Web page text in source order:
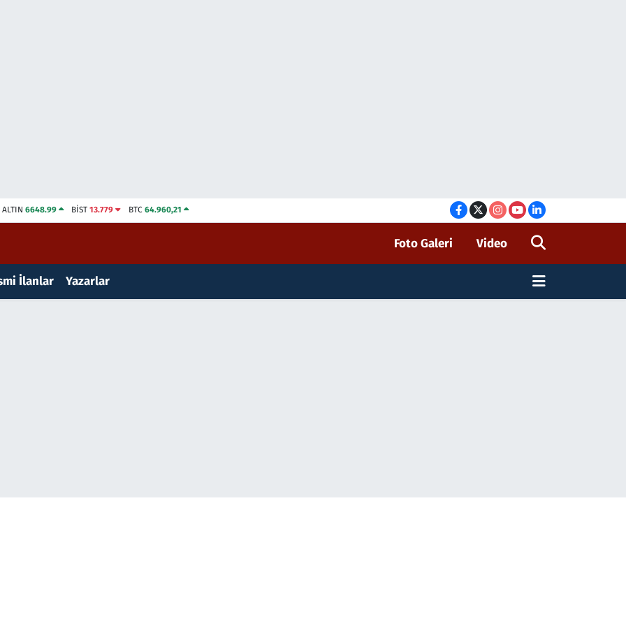
ALTIN 6648.99 BİST13.779 BTC 64.960,21
Foto Galeri Video
İlanlar Yazarlar